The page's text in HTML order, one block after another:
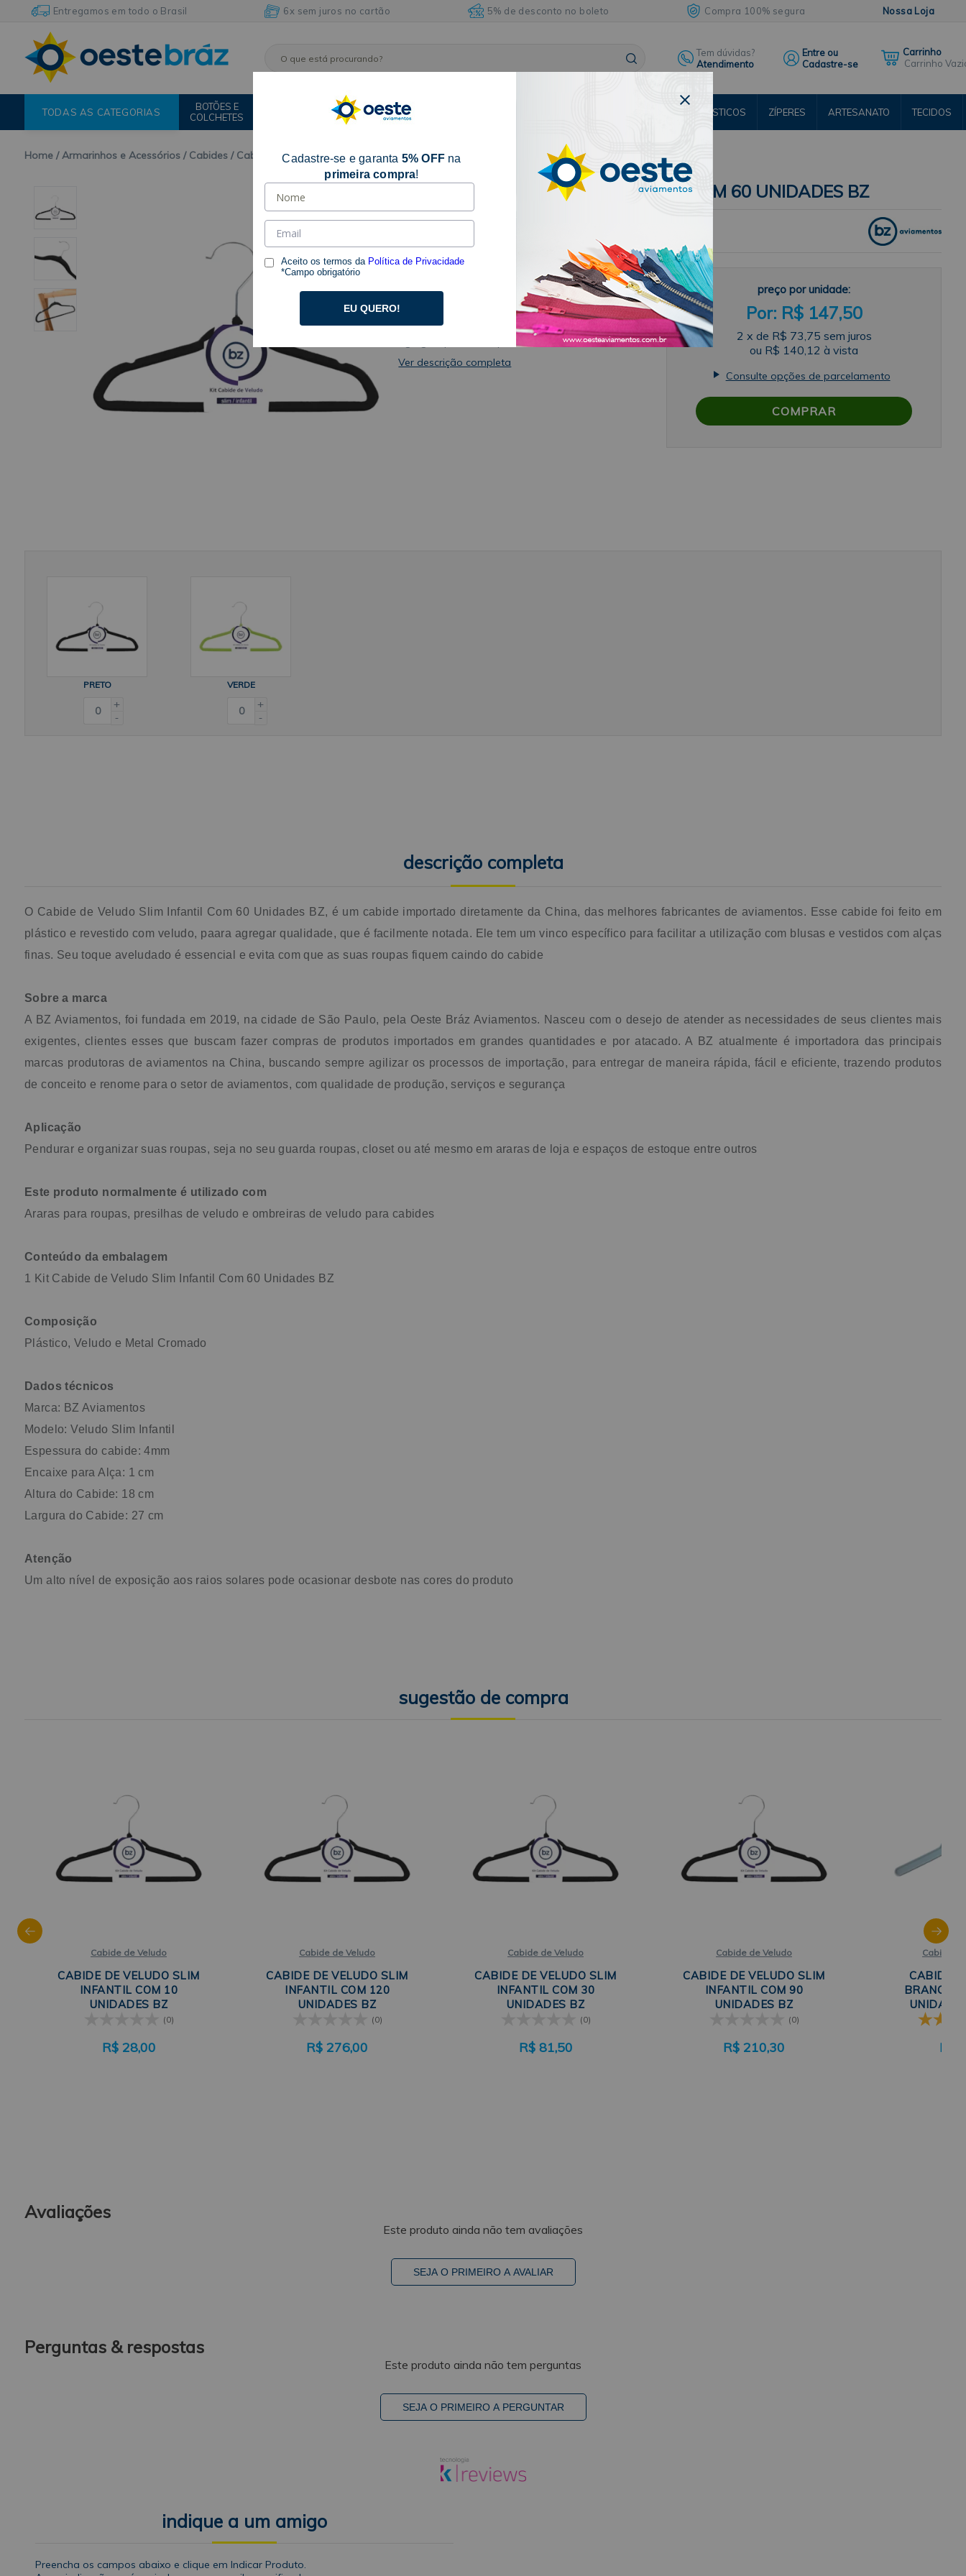
Entregamos em todo o Brasil 6x sem juros no cartão 5% de desconto no boleto Compra 100% segura Nossa Loja
Tem dúvidas?
Atendimento
Entre ou
Cadastre-se
Carrinho
TODAS AS CATEGORIAS
BOTÕES E
COLCHETES
FITAS
ARMARINHOS
E
ACESSÓRIOS
ELÁSTICOS ZÍPERES ARTESANATO TECIDOS
Home Armarinhos e Acessórios Cabides Cabide de Veludo
CABIDE DE VELUDO SLIM INFANTIL COM 60 UNIDADES BZ
SKU 20095.PR
Descrição:
O Cabide de Veludo Slim Infantil Com 60 Unidades
BZ, é um cabide importado diretamente da China,
das melhores fabricantes de aviamentos. Esse cabide
foi feito em plástico e revestido com veludo, paara
agregar qualidade, que é facilmente notada. Ele tem
um vinco específico para facilitar a utilização com
blusas e vestidos com alças finas. Seu toque
Ver descrição completa
preço por unidade:
R$ 147,50
2 x de R$ 73,75 sem juros
ou R$ 140,12 à vista
Consulte opções de parcelamento
COMPRAR
PRETO
+
-
VERDE
+
-
descrição completa
O Cabide de Veludo Slim Infantil Com 60 Unidades BZ, é um cabide importado diretamente da China, das melhores fabricantes de aviamentos. Esse cabide foi feito em
plástico e revestido com veludo, paara agregar qualidade, que é facilmente notada. Ele tem um vinco específico para facilitar a utilização com blusas e vestidos com alças
finas. Seu toque aveludado é essencial e evita com que as suas roupas fiquem caindo do cabide
Sobre a marca
A BZ Aviamentos, foi fundada em 2019, na cidade de São Paulo, pela Oeste Bráz Aviamentos. Nasceu com o desejo de atender as necessidades de seus clientes mais
exigentes, clientes esses que buscam fazer compras de produtos importados em grandes quantidades e por atacado. A BZ atualmente é importadora das principais
marcas produtoras de aviamentos na China, buscando sempre agilizar os processos de importação, para entregar de maneira rápida, fácil e eficiente, trazendo produtos
de conceito e renome para o setor de aviamentos, com qualidade de produção, serviços e segurança
Aplicação
Pendurar e organizar suas roupas, seja no seu guarda roupas, closet ou até mesmo em araras de loja e espaços de estoque entre outros
Este produto normalmente é utilizado com
Araras para roupas, presilhas de veludo e ombreiras de veludo para cabides
Conteúdo da embalagem
1 Kit Cabide de Veludo Slim Infantil Com 60 Unidades BZ
Composição
Plástico, Veludo e Metal Cromado
Dados técnicos
Marca: BZ Aviamentos
Modelo: Veludo Slim Infantil
Espessura do cabide: 4mm
Encaixe para Alça: 1 cm
Altura do Cabide: 18 cm
Largura do Cabide: 27 cm
Atenção
Um alto nível de exposição aos raios solares pode ocasionar desbote nas cores do produto
Cabide de Veludo
CABIDE DE VELUDO SLIM
INFANTIL COM 10
UNIDADES BZ
(0)
R$ 28,00
Cabide de Veludo
CABIDE DE VELUDO SLIM
INFANTIL COM 120
UNIDADES BZ
(0)
R$ 276,00
Cabide de Veludo
CABIDE DE VELUDO SLIM
INFANTIL COM 30
UNIDADES BZ
(0)
R$ 81,50
Cabide de Veludo
CABIDE DE VELUDO SLIM
INFANTIL COM 90
UNIDADES BZ
(0)
R$ 210,30
Cabide
CABIDE
BRANCO
R$
Avaliações
Este produto ainda não tem avaliações
SEJA O PRIMEIRO A AVALIAR
Perguntas & respostas
Este produto ainda não tem perguntas
SEJA O PRIMEIRO A PERGUNTAR
indique a um amigo
Preencha os campos abaixo e clique em Indicar Produto.
Cadastre-se e garanta 5% OFF na
primeira compra!
Aceito os termos da Política de Privacidade
*Campo obrigatório
EU QUERO!